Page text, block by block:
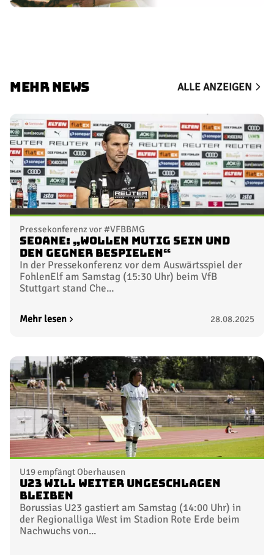
MEHR NEWS ALLE ANZEIGEN
Pressekonferenz vor #VFBBMG
Seoane: „Wollen mutig sein und
den Gegner bespielen“
In der Pressekonferenz vor dem Auswärtsspiel der
FohlenElf am Samstag (15:30 Uhr) beim VfB
Stuttgart stand Che...
Mehr lesen 28.08.2025
U19 empfängt Oberhausen
U23 will weiter ungeschlagen
bleiben
Borussias U23 gastiert am Samstag (14:00 Uhr) in
der Regionalliga West im Stadion Rote Erde beim
Nachwuchs von...